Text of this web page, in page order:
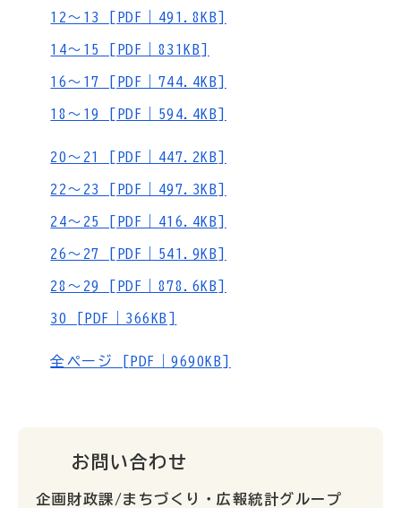
12～13 [PDF｜491.8KB]
14～15 [PDF｜831KB]
16～17 [PDF｜744.4KB]
18～19 [PDF｜594.4KB]
20～21 [PDF｜447.2KB]
22～23 [PDF｜497.3KB]
24～25 [PDF｜416.4KB]
26～27 [PDF｜541.9KB]
28～29 [PDF｜878.6KB]
30 [PDF｜366KB]
全ページ [PDF｜9690KB]
お問い合わせ
企画財政課/まちづくり・広報統計グループ